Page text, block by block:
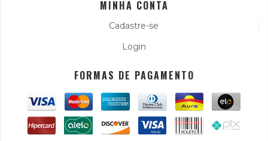
MINHA CONTA
Cadastre-se
Login
FORMAS DE PAGAMENTO